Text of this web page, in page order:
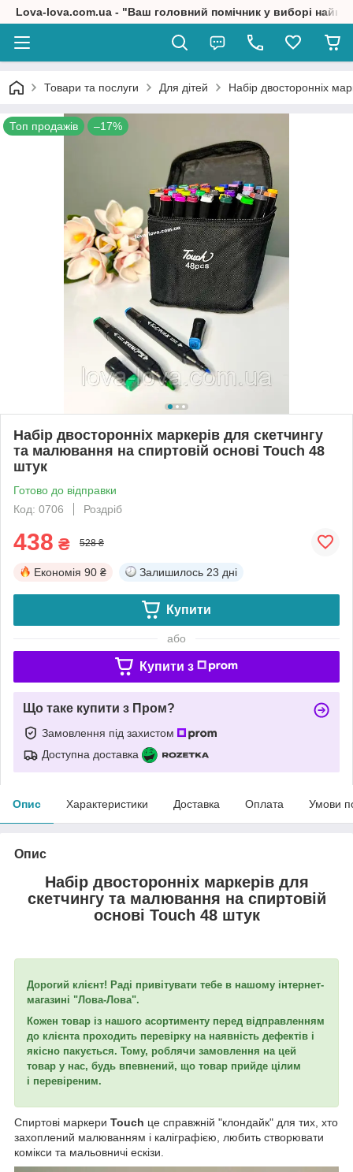
Lova-lova.com.ua - "Ваш головний помічник у виборі
Товари та послуги Для дітей Набір двосторонніх
Топ продажів –17%
Набір двосторонніх маркерів для скетчингу
та малювання на спиртовій основі Touch 48
штук
Готово до відправки
Код: 0706
Роздріб
438 ₴ 528 ₴
Економія 90 ₴ Залишилось 23 дні
Купити
або
Купити з
Що таке купити з Пром?
Замовлення під захистом
Доступна доставка
Опис Характеристики Доставка Оплата Умови
Опис
Набір двосторонніх маркерів для
скетчингу та малювання на спиртовій
основі Touch 48 штук
Дорогий клієнт! Раді привітувати тебе в нашому інтернет-
магазині "Лова-Лова".
Кожен товар із нашого асортименту перед відправленням
до клієнта проходить перевірку на наявність дефектів і
якісно пакується. Тому, роблячи замовлення на цей
товар у нас, будь впевнений, що товар прийде цілим
і перевіреним.
Спиртові маркери Touch це справжній "клондайк" для тих, хто
захоплений малюванням і каліграфією, любить створювати
комікси та мальовничі ескізи.